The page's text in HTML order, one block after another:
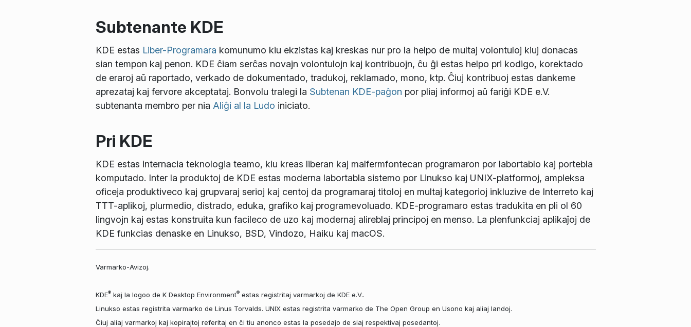
Subtenante KDE
KDE estas Liber-Programara komunumo kiu ekzistas kaj kreskas nur pro la helpo de multaj volontuloj kiuj donacas
sian tempon kaj penon. KDE ĉiam serĉas novajn volontulojn kaj kontribuojn, ĉu ĝi estas helpo pri kodigo, korektado
de eraroj aŭ raportado, verkado de dokumentado, tradukoj, reklamado, mono, ktp. Ĉiuj kontribuoj estas dankeme
aprezataj kaj fervore akceptataj. Bonvolu tralegi la Subtenan KDE-paĝon por pliaj informoj aŭ fariĝi KDE e.V.
subtenanta membro per nia Aliĝi al la Ludo iniciato.
Pri KDE
KDE estas internacia teknologia teamo, kiu kreas liberan kaj malfermfontecan programaron por labortablo kaj portebla
komputado. Inter la produktoj de KDE estas moderna labortabla sistemo por Linukso kaj UNIX-platformoj, ampleksa
oficeja produktiveco kaj grupvaraj serioj kaj centoj da programaraj titoloj en multaj kategorioj inkluzive de Interreto kaj
TTT-aplikoj, plurmedio, distrado, eduka, grafiko kaj programevoluado. KDE-programaro estas tradukita en pli ol 60
lingvojn kaj estas konstruita kun facileco de uzo kaj modernaj alireblaj principoj en menso. La plenfunkciaj aplikaĵoj de
KDE funkcias denaske en Linukso, BSD, Vindozo, Haiku kaj macOS.
Varmarko-Avizoj.
KDE®kaj la logoo de K Desktop Environment®estas registritaj varmarkoj de KDE e.V..
Linukso estas registrita varmarko de Linus Torvalds. UNIX estas registrita varmarko de The Open Group en Usono kaj aliaj landoj.
Ĉiuj aliaj varmarkoj kaj kopirajtoj referitaj en ĉi tiu anonco estas la posedaĵo de siaj respektivaj posedantoj.